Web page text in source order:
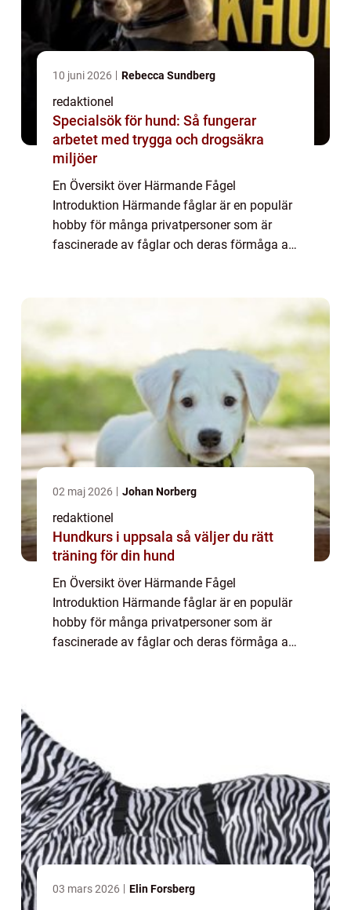
10 juni 2026 Rebecca Sundberg
redaktionel
Specialsök för hund: Så fungerar
arbetet med trygga och drogsäkra
miljöer
En Översikt över Härmande Fågel
Introduktion Härmande fåglar är en populär
hobby för många privatpersoner som är
fascinerade av fåglar och deras förmåga att
02 maj 2026 Johan Norberg
redaktionel
Hundkurs i uppsala så väljer du rätt
träning för din hund
En Översikt över Härmande Fågel
Introduktion Härmande fåglar är en populär
hobby för många privatpersoner som är
fascinerade av fåglar och deras förmåga att
03 mars 2026 Elin Forsberg